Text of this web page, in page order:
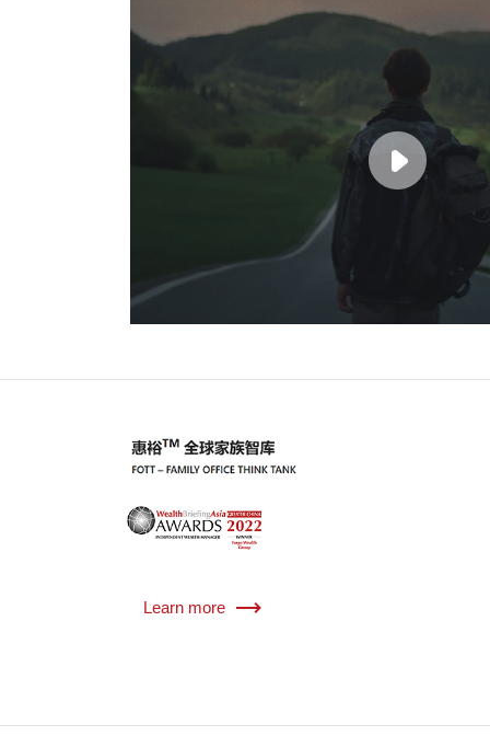
Learn more